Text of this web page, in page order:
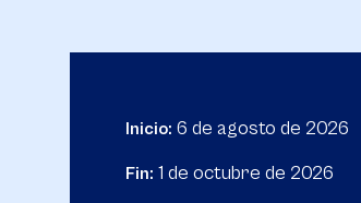
Inicio: 6 de agosto de 2026
Fin: 1 de octubre de 2026